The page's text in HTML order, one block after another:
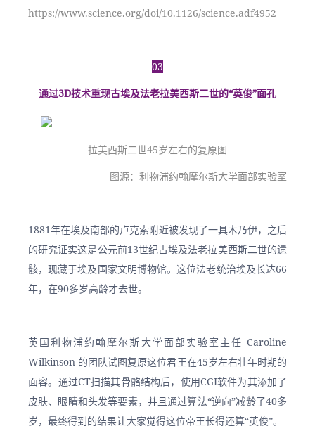
https://www.science.org/doi/10.1126/science.adf4952
03
通过3D技术重现古埃及法老拉美西斯二世的“英俊”面孔
拉美西斯二世45岁左右的复原图
图源：利物浦约翰摩尔斯大学面部实验室
1881年在埃及南部的卢克索附近被发现了一具木乃伊，之后
的研究证实这是公元前13世纪古埃及法老拉美西斯二世的遗
骸，现藏于埃及国家文明博物馆。这位法老统治埃及长达66
年，在90多岁高龄才去世。
英国利物浦约翰摩尔斯大学面部实验室主任 Caroline
Wilkinson 的团队试图复原这位君王在45岁左右壮年时期的
面容。通过CT扫描其骨骼结构后，使用CGI软件为其添加了
皮肤、眼睛和头发等要素，并且通过算法“逆向”减龄了40多
岁，最终得到的结果让大家觉得这位帝王长得还算“英俊”。